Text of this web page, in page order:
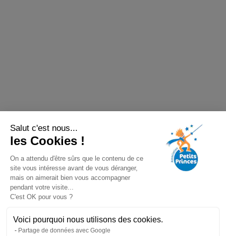
Salut c'est nous...
les Cookies !
On a attendu d'être sûrs que le contenu de ce
site vous intéresse avant de vous déranger,
mais on aimerait bien vous accompagner
pendant votre visite...
C'est OK pour vous ?
Voici pourquoi nous utilisons des cookies.
Partage de données avec Google